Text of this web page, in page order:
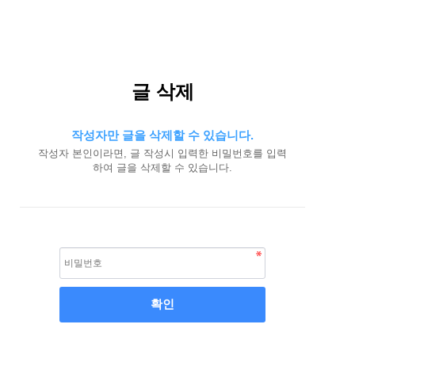
글 삭제
작성자만 글을 삭제할 수 있습니다.
작성자 본인이라면, 글 작성시 입력한 비밀번호를 입력
하여 글을 삭제할 수 있습니다.